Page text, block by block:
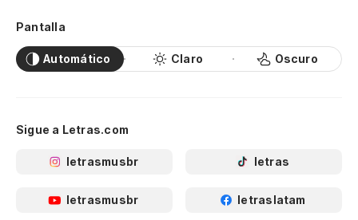
Pantalla
Automático Claro Oscuro
Sigue a Letras.com
letrasmusbr letras
letrasmusbr letraslatam